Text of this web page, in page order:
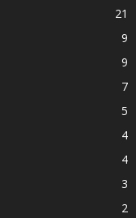
21
9
9
7
5
4
4
3
2